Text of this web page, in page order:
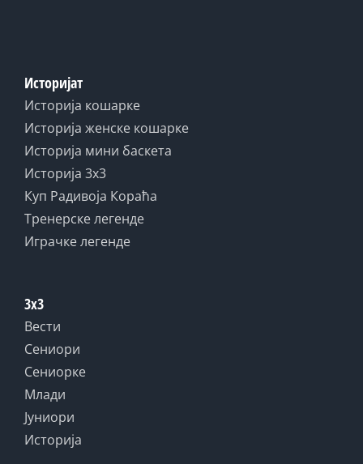
Историјат
Историја кошарке
Историја женске кошарке
Историја мини баскета
Историја 3x3
Куп Радивоја Кораћа
Тренерске легенде
Играчке легенде
3x3
Вести
Сениори
Сениорке
Млади
Јуниори
Историја